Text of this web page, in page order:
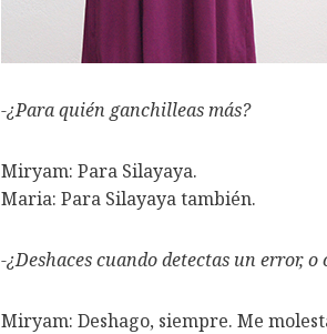
-¿Para quién ganchilleas más?
Miryam: Para Silayaya.
Maria: Para Silayaya también.
-¿Deshaces cuando detectas un error,
Miryam: Deshago, siempre. Me